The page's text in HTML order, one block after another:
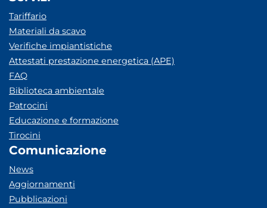
Tariffario
Materiali da scavo
Verifiche impiantistiche
Attestati prestazione energetica (APE)
FAQ
Biblioteca ambientale
Patrocini
Educazione e formazione
Tirocini
Comunicazione
News
Aggiornamenti
Pubblicazioni